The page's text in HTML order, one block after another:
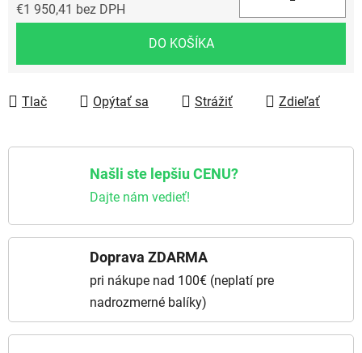
€1 950,41 bez DPH
DO KOŠÍKA
Tlač Opýtať sa Strážiť Zdieľať
Našli ste lepšiu CENU?
Dajte nám vedieť!
Doprava ZDARMA
pri nákupe nad 100€ (neplatí pre
nadrozmerné balíky)